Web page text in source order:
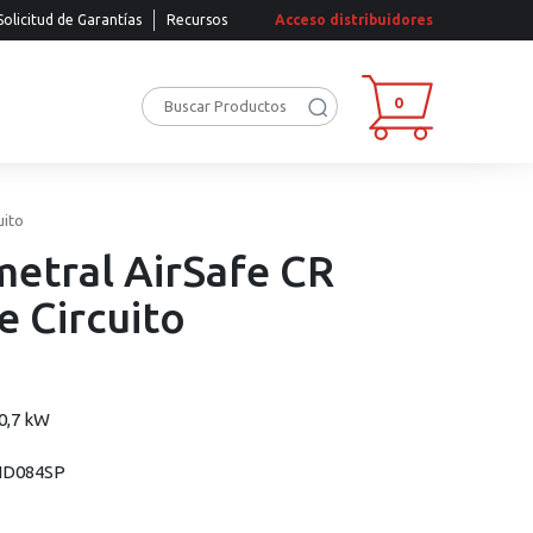
de Garantías Recursos Acceso distribuidores
0
AirSafe CR
Circuito
kW